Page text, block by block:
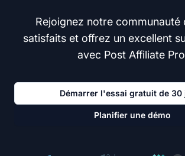
Rejoignez notre communauté
satisfaits et offrez un excellent
avec Post Affiliate
Démarrer l'essai gratuit de 30
Planifier une démo